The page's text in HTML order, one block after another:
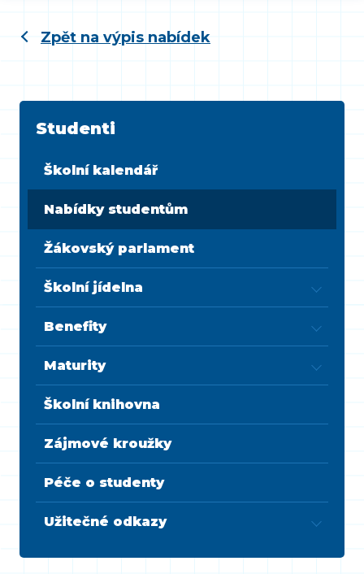
Zpět na výpis nabídek
Studenti
Školní kalendář
Nabídky studentům
Žákovský parlament
Školní jídelna
Benefity
Maturity
Školní knihovna
Zájmové kroužky
Péče o studenty
Užitečné odkazy